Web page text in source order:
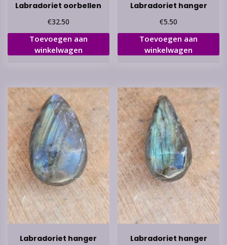
Labradoriet oorbellen
€32.50
Toevoegen aan
winkelwagen
Labradoriet hanger
€5.50
Toevoegen aan
winkelwagen
Labradoriet hanger Labradoriet hanger